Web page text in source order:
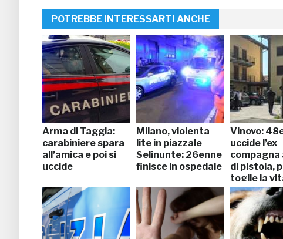
POTREBBE INTERESSARTI ANCHE
Arma di Taggia:
carabiniere spara
all’amica e poi si
uccide
Milano, violenta
lite in piazzale
Selinunte: 26enne
finisce in ospedale
Vinovo:
uccide l’ex
compagna
di pistola,
toglie la